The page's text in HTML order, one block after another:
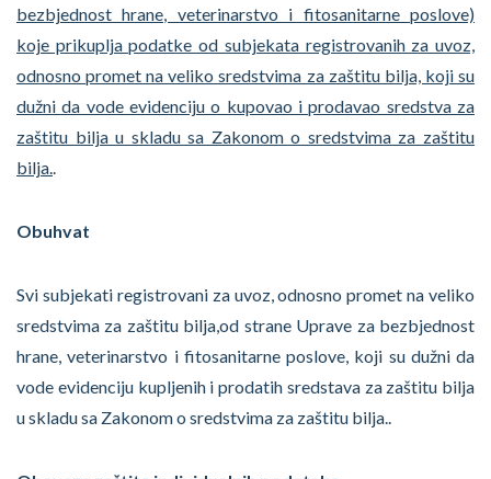
bezbjednost hrane, veterinarstvo i fitosanitarne poslove)
koje prikuplja podatke od subjekata registrovanih za uvoz,
odnosno promet na veliko sredstvima za zaštitu bilja, koji su
dužni da vode evidenciju o kupovao i prodavao sredstva za
zaštitu bilja u skladu sa Zakonom o sredstvima za zaštitu
bilja..
Obuhvat
Svi subjekati registrovani za uvoz, odnosno promet na veliko
sredstvima za zaštitu bilja,od strane Uprave za bezbjednost
hrane, veterinarstvo i fitosanitarne poslove, koji su dužni da
vode evidenciju kupljenih i prodatih sredstava za zaštitu bilja
u skladu sa Zakonom o sredstvima za zaštitu bilja..